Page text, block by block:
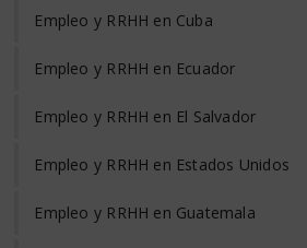
Empleo y RRHH en Cuba
Empleo y RRHH en Ecuador
Empleo y RRHH en El Salvador
Empleo y RRHH en Estados Unidos
Empleo y RRHH en Guatemala